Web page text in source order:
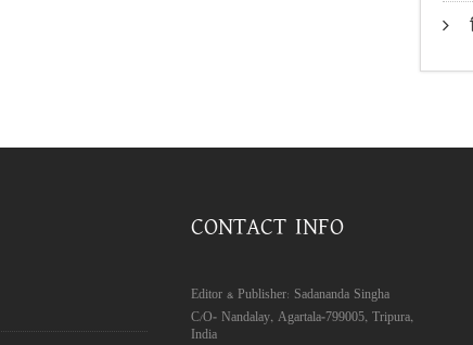
CONTACT INFO
Editor & Publisher: Sadananda Singha
C/O- Nandalay, Agartala-799005, Tripura,
India